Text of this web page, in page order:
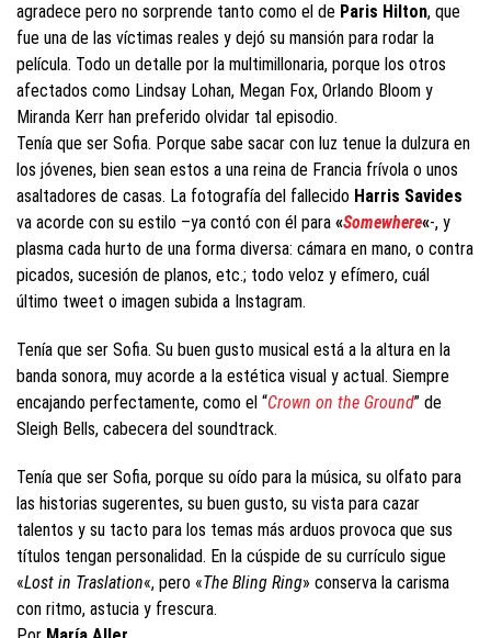
agradece pero no sorprende tanto como el de Paris Hilton, que
fue una de las víctimas reales y dejó su mansión para rodar la
película. Todo un detalle por la multimillonaria, porque los otros
afectados como Lindsay Lohan, Megan Fox, Orlando Bloom y
Miranda Kerr han preferido olvidar tal episodio.
Tenía que ser Sofia. Porque sabe sacar con luz tenue la dulzura en
los jóvenes, bien sean estos a una reina de Francia frívola o unos
asaltadores de casas. La fotografía del fallecido Harris Savides
va acorde con su estilo –ya contó con él para «Somewhere«-, y
plasma cada hurto de una forma diversa: cámara en mano, o contra
picados, sucesión de planos, etc.; todo veloz y efímero, cuál
último tweet o imagen subida a Instagram.
Tenía que ser Sofia. Su buen gusto musical está a la altura en la
banda sonora, muy acorde a la estética visual y actual. Siempre
encajando perfectamente, como el “Crown on the Ground” de
Sleigh Bells, cabecera del soundtrack.
Tenía que ser Sofia, porque su oído para la música, su olfato para
las historias sugerentes, su buen gusto, su vista para cazar
talentos y su tacto para los temas más arduos provoca que sus
títulos tengan personalidad. En la cúspide de su currículo sigue
«Lost in Traslation«, pero «The Bling Ring» conserva la carisma
con ritmo, astucia y frescura.